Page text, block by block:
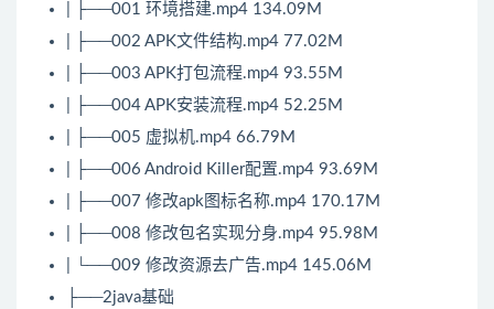
| ├──001 环境搭建.mp4 134.09M
| ├──002 APK文件结构.mp4 77.02M
| ├──003 APK打包流程.mp4 93.55M
| ├──004 APK安装流程.mp4 52.25M
| ├──005 虚拟机.mp4 66.79M
| ├──006 Android Killer配置.mp4 93.69M
| ├──007 修改apk图标名称.mp4 170.17M
| ├──008 修改包名实现分身.mp4 95.98M
| └──009 修改资源去广告.mp4 145.06M
├──2java基础